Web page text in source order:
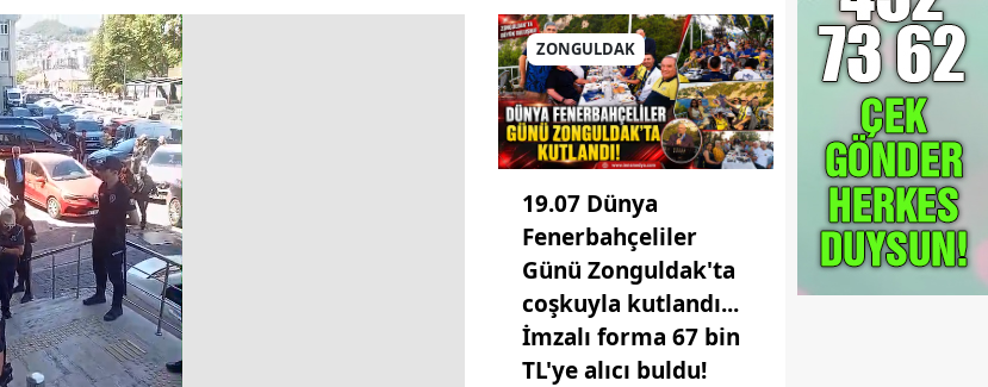
ZONGULDAK
19.07 Dünya
Fenerbahçeliler
Günü Zonguldak'ta
coşkuyla kutlandı...
İmzalı forma 67 bin
TL'ye alıcı buldu!